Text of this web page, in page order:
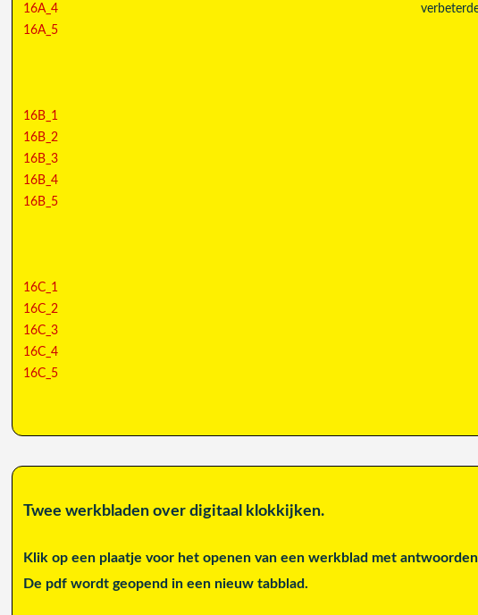
16A_4
16A_5
16B_1
16B_2
16B_3
16B_4
16B_5
16C_1
16C_2
16C_3
16C_4
16C_5
Twee werkbladen over digitaal klokkijken.
Klik op een plaatje voor het openen van een werkblad met
De pdf wordt geopend in een nieuw tabblad.